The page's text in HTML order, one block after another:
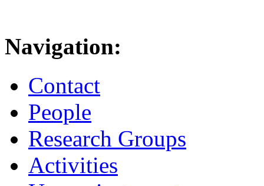
Navigation:
Contact
People
Research Groups
Activities